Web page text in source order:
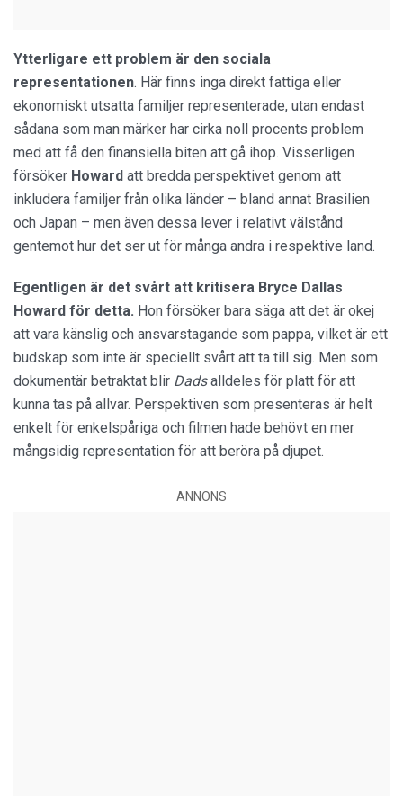
Ytterligare ett problem är den sociala
representationen. Här finns inga direkt fattiga eller
ekonomiskt utsatta familjer representerade, utan endast
sådana som man märker har cirka noll procents problem
med att få den finansiella biten att gå ihop. Visserligen
försöker Howard att bredda perspektivet genom att
inkludera familjer från olika länder – bland annat Brasilien
och Japan – men även dessa lever i relativt välstånd
gentemot hur det ser ut för många andra i respektive land.
Egentligen är det svårt att kritisera Bryce Dallas
Howard för detta. Hon försöker bara säga att det är okej
att vara känslig och ansvarstagande som pappa, vilket är ett
budskap som inte är speciellt svårt att ta till sig. Men som
dokumentär betraktat blir Dadsalldeles för platt för att
kunna tas på allvar. Perspektiven som presenteras är helt
enkelt för enkelspåriga och filmen hade behövt en mer
mångsidig representation för att beröra på djupet.
ANNONS